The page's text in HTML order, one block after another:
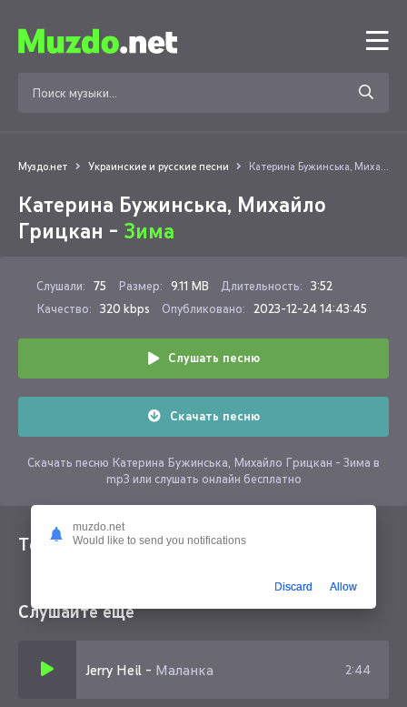
Муздо.нет Украинские и русские песни Катерина Бужинська, Михайло Грицкан - Зима
Катерина Бужинська, Михайло
Грицкан - Зима
Слушали: 75 Размер: 9.11 MB Длительность: 3:52
Качество: 320 kbps Опубликовано: 2023-12-24 14:43:45
Слушать песню
Скачать песню
Скачать песню Катерина Бужинська, Михайло Грицкан - Зима в
mp3 или слушать онлайн бесплатно
Текст песни
Слушайте еще
Jerry Heil - Маланка 2:44
muzdo.net
Would like to send you notifications
Discard Allow